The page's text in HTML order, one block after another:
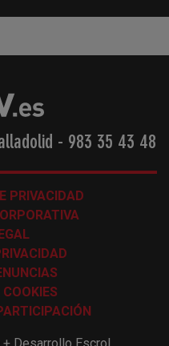
- 983 35 43 48
PRIVACIDAD